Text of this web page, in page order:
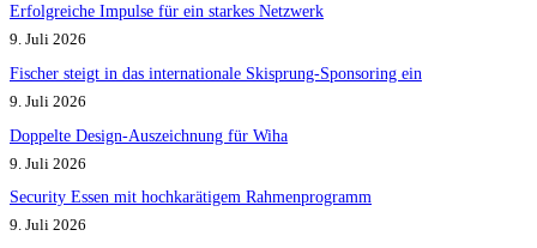
Erfolgreiche Impulse für ein starkes Netzwerk
9. Juli 2026
Fischer steigt in das internationale Skisprung-Sponsoring ein
9. Juli 2026
Doppelte Design-Auszeichnung für Wiha
9. Juli 2026
Security Essen mit hochkarätigem Rahmenprogramm
9. Juli 2026